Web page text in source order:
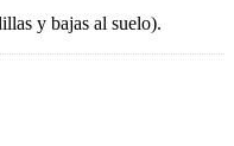
y bajas al suelo).